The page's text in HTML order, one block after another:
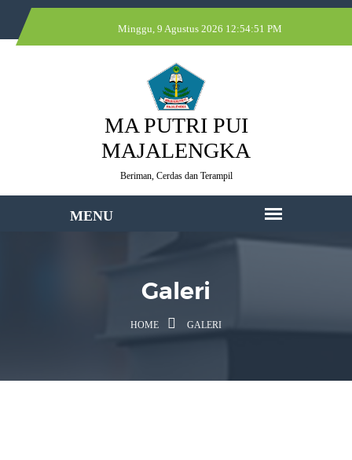
Minggu, 9 Agustus 2026 12:54:52 PM
MA PUTRI PUI
MAJALENGKA
Beriman, Cerdas dan Terampil
Galeri
HOME GALERI